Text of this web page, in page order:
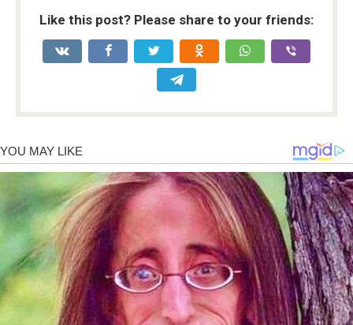
Like this post? Please share to your friends: